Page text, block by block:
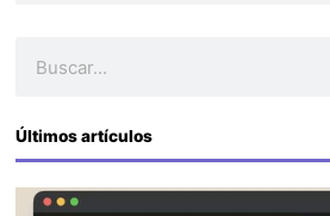
Últimos artículos